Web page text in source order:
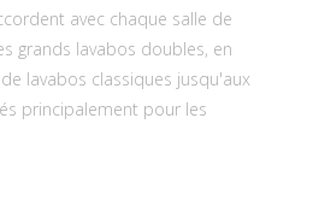
avec chaque salle de
grands lavabos doubles, en
lavabos classiques jusqu'aux
principalement pour les